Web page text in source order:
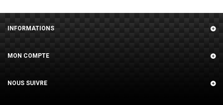
INFORMATIONS
MON COMPTE
NOUS SUIVRE